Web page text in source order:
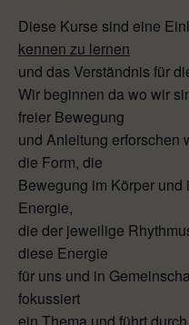
Diese Kurse sind eine
kennen zu lernen
und das Verständnis für
Wir beginnen da wo wir
freier Bewegung
und Anleitung erforschen
die Form, die
Bewegung im Körper
Energie,
die der jeweilige
diese Energie
für uns und in
fokussiert
ein Thema und führt